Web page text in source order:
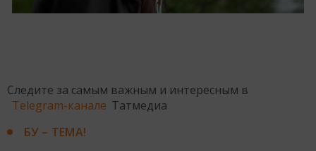
Следите за самым важным и интересным в
Telegram-канале Татмедиа
БУ – ТЕМА!